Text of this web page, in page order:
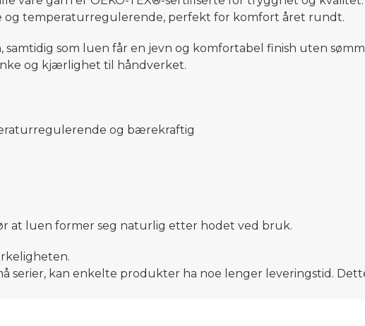
og temperaturregulerende, perfekt for komfort året rundt.
som luen får en jevn og komfortabel finish uten
og kjærlighet til håndverket.
og bærekraftig
at luen former seg naturlig etter hodet ved bruk.
serier, kan enkelte produkter ha noe lenger leveringstid.